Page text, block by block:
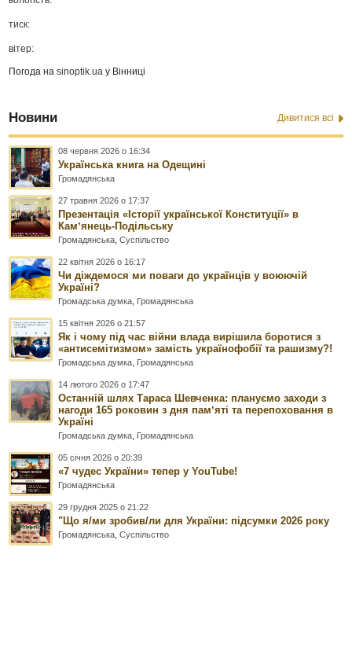
тиск:
вітер:
Погода наsinoptik.ua у Вінниці
Новини Дивитися всі
08 червня 2026 о 16:34
Українська книга на Одещині
Громадянська
27 травня 2026 о 17:37
Презентація «Історії української Конституції» в
Камʼянець-Подільську
Громадянська ,Суспільство
22 квітня 2026 о 16:17
Чи діждемося ми поваги до українців у воюючій
Україні?
Громадська думка Громадянська
15 квітня 2026 о 21:57
Як і чому під час війни влада вирішила боротися з
«антисемітизмом» замість українофобії та рашизму?!
Громадська думка Громадянська
14 лютого 2026 о 17:47
Останній шлях Тараса Шевченка: плануємо заходи з
нагоди 165 роковин з дня памʼяті та перепоховання в
Україні
Громадська думка Громадянська
05 січня 2026 о 20:39
«7 чудес України» тепер у YouTube!
Громадянська
29 грудня 2025 о 21:22
"Що я/ми зробив/ли для України: підсумки 2026 року
Громадянська ,Суспільство